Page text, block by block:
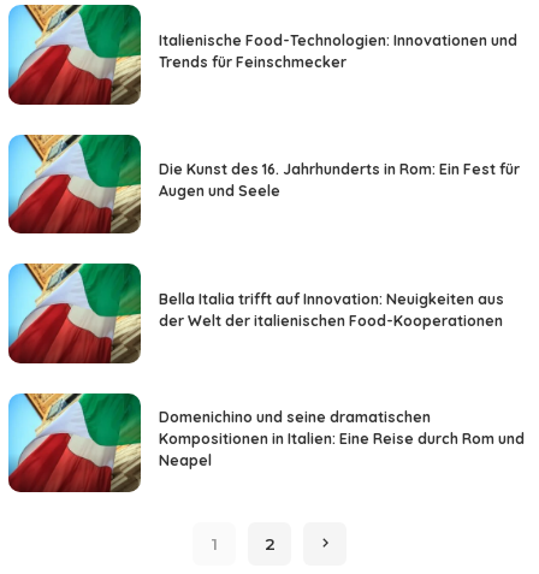
Italienische Food-Technologien: Innovationen und
Trends für Feinschmecker
Die Kunst des 16. Jahrhunderts in Rom: Ein Fest für
Augen und Seele
Bella Italia trifft auf Innovation: Neuigkeiten aus
der Welt der italienischen Food-Kooperationen
Domenichino und seine dramatischen
Kompositionen in Italien: Eine Reise durch Rom und
Neapel
1 2